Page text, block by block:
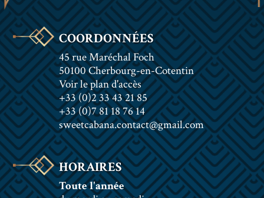
COORDONNÉES
45 rue Maréchal Foch
50100 Cherbourg-en-Cotentin
Voir le plan d'accès
+33 (0)2 33 43 21 85
+33 (0)7 81 18 76 14
sweetcabana.contact@gmail.com
HORAIRES
Toute l'année